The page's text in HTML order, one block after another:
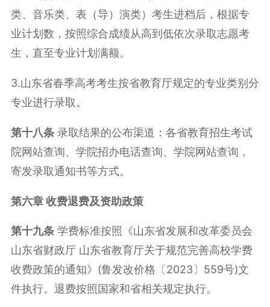
类、音乐类、表（导）演类）考生进档后，根据专
业计划数，按照综合成绩从高到低依次录取志愿考
生，直至专业计划满额。
3.山东省春季高考考生按省教育厅规定的专业类别分
专业进行录取。
第十八条录取结果的公布渠道：各省教育招生考试
院网站查询、学院招办电话查询、学院网站查询，
寄发录取通知书等方式。
第六章 收费退费及资助政策
第十九条学费标准按照《山东省发展和改革委员会
山东省财政厅 山东省教育厅关于规范完善高校学费
收费政策的通知》(鲁发改价格〔2023〕559号)文
件执行。退费按照国家和省相关规定执行。